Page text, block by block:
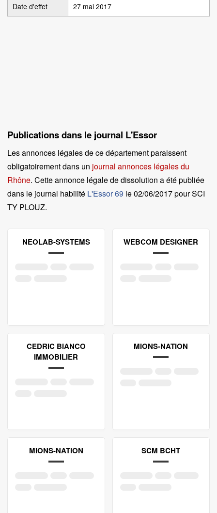
Date d'effet 27 mai 2017
Publications dans le journal L'Essor
Les annonces légales de ce département paraissent
obligatoirement dans un journal annonces légales du
Rhône. Cette annonce légale de dissolution a été publiée
dans le journal habilité L'Essor 69 le02/06/2017 pour SCI
TY PLOUZ.
NEOLAB-SYSTEMS WEBCOM DESIGNER
CEDRIC BIANCO
IMMOBILIER
MIONS-NATION
MIONS-NATION SCM BCHT